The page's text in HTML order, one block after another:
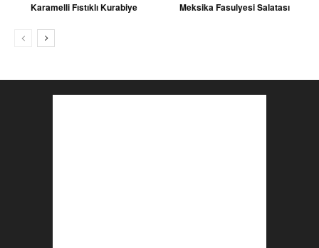
Karamelli Fıstıklı Kurabiye Meksika Fasulyesi Salatası